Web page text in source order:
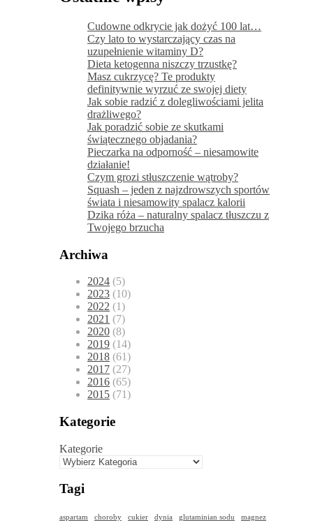
Cudowne odkrycie jak dożyć 100 lat…
Czy lato to wystarczający czas na
uzupełnienie witaminy D?
Dieta ketogenna niszczy trzustkę?
Masz cukrzycę? Te produkty
definitywnie wyrzuć ze swojej diety
Jak sobie radzić z dolegliwościami jelita
drażliwego?
Jak poradzić sobie ze skutkami
świątecznego objadania?
Pieczarka na odporność – niesamowite
działanie!
Czym grozi stłuszczenie wątroby?
Squash – jeden z najzdrowszych sportów
świata i niesamowity spalacz kalorii
Dzika róża – naturalny spalacz tłuszczu z
Twojego brzucha
Archiwa
2024 (5)
2023 (10)
2022 (1)
2021 (7)
2020 (8)
2019 (14)
2018 (61)
2017 (27)
2016 (65)
2015 (71)
Kategorie
Kategorie
Tagi
aspartam choroby cukier dynia glutaminian sodu
magnez